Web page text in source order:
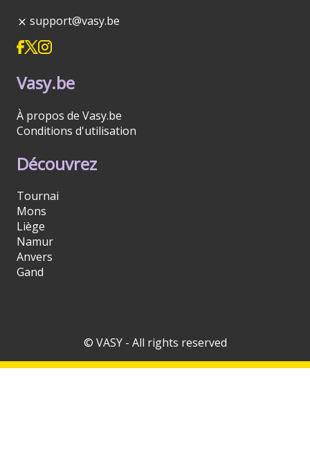
support@vasy.be
Vasy.be
À propos de Vasy.be
Conditions d'utilisation
Découvrez
Tournai
Mons
Liège
Namur
Anvers
Gand
© VASY - All rights reserved